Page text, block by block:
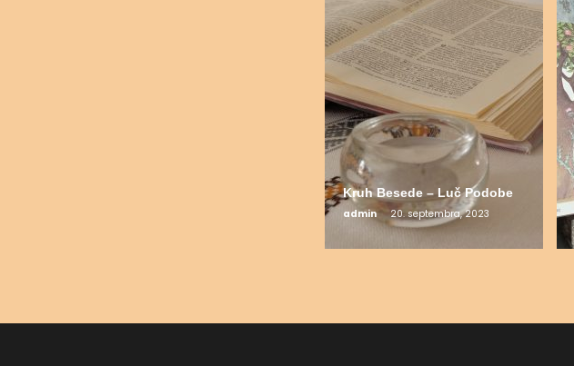
Kruh Besede – Luč Podobe
admin 20. septembra, 2023